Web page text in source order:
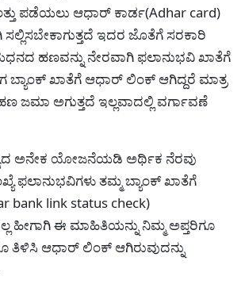
ಪಡೆಯಲು ಆಧಾರ್ ಕಾರ್ಡ(Adhar card)
ಸಲ್ಲಿಸಬೇಕಾಗುತ್ತದೆ ಇದರ ಜೊತೆಗೆ ಸರಕಾರಿ
ಹಣವನ್ನು ನೇರವಾಗಿ ಫಲಾನುಭವಿ ಖಾತೆಗೆ
ಖಾತೆಗೆ ಆಧಾರ್ ಲಿಂಕ್ ಆಗಿದ್ದರೆ ಮಾತ್ರ
ಜಮಾ ಅಗುತ್ತದೆ ಇಲ್ಲವಾದಲ್ಲಿ ವರ್ಗಾವಣೆ
ಅನೇಕ ಯೋಜನೆಯಡಿ ಅರ್ಥಿಕ ನೆರವು
ಫಲಾನುಭವಿಗಳು ತಮ್ಮ ಬ್ಯಾಂಕ್ ಖಾತೆಗೆ
link status check)
ಹೀಗಾಗಿ ಈ ಮಾಹಿತಿಯನ್ನು ನಿಮ್ಮ ಅಪ್ತರಿಗೂ
ಆಧಾರ್ ಲಿಂಕ್ ಆಗಿರುವುದನ್ನು